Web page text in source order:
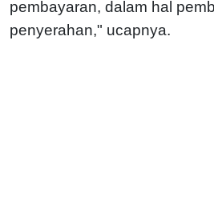
pembayaran, dalam hal
penyerahan," ucapnya.